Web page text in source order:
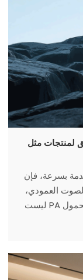
لمنتجات مثل
بسرعة، فإن
العمودي،
ومكبر الصوت العمودي DJ، ونظام العمود المحمول PA ليست
تجربتنا للصوت،